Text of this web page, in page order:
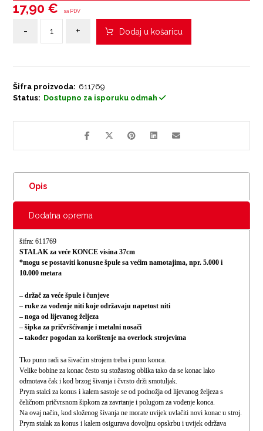
17,90 € sa PDV
- + Dodaj u košaricu
Šifra proizvoda: 611769
Status: Dostupno za isporuku odmah
Opis
Dodatna oprema
šifra: 611769
STALAK za veće KONCEvisina 37cm
*mogu se postaviti konusne špule sa većim namotajima, npr. 5.000 i
10.000 metara
– držač za veće špule i čunjeve
– ruke za vođenje niti koje održavaju napetost niti
– noga od lijevanog željeza
– šipka za pričvršćivanje i metalni nosači
– također pogodan za korištenje na overlock strojevima
Tko puno radi sa šivaćim strojem treba i puno konca.
Velike bobine za konac često su stožastog oblika tako da se konac lako
odmotava čak i kod brzog šivanja i čvrsto drži smotuljak.
Prym stalci za konus i kalem sastoje se od podnožja od lijevanog željeza s
čeličnom pričvrsnom šipkom za zavrtanje i polugom za vođenje konca.
Na ovaj način, kod složenog šivanja ne morate uvijek uvlačiti novi konac u stroj.
Prym stalak za konus i kalem osigurava dovoljnu opskrbu i uvijek održava